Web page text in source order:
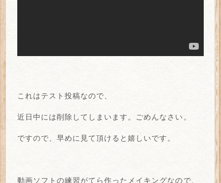
これはテスト投稿なので、
近日中には削除してしまいます。ごめんなさい。
ですので、早めに見て頂けると嬉しいです。
動画ソフトの練習がてら作ったメイキングなので、